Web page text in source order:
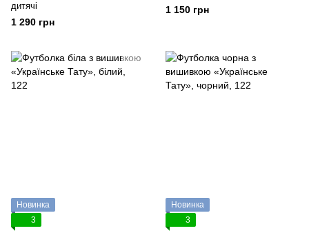
дитячі
1 290 грн
1 150 грн
Новинка
3
Новинка
3